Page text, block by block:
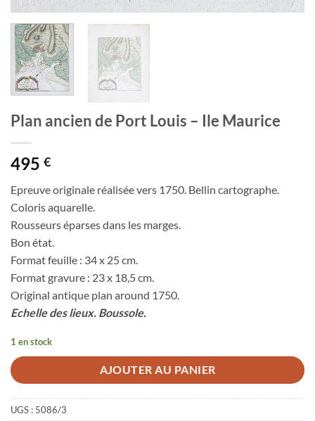
Plan ancien de Port Louis – Ile Maurice
495 €
Epreuve originale réalisée vers 1750. Bellin cartographe.
Coloris aquarelle.
Rousseurs éparses dans les marges.
Bon état.
Format feuille : 34 x 25 cm.
Format gravure : 23 x 18,5 cm.
Original antique plan around 1750.
Echelle des lieux. Boussole.
1 en stock
AJOUTER AU PANIER
UGS : 5086/3